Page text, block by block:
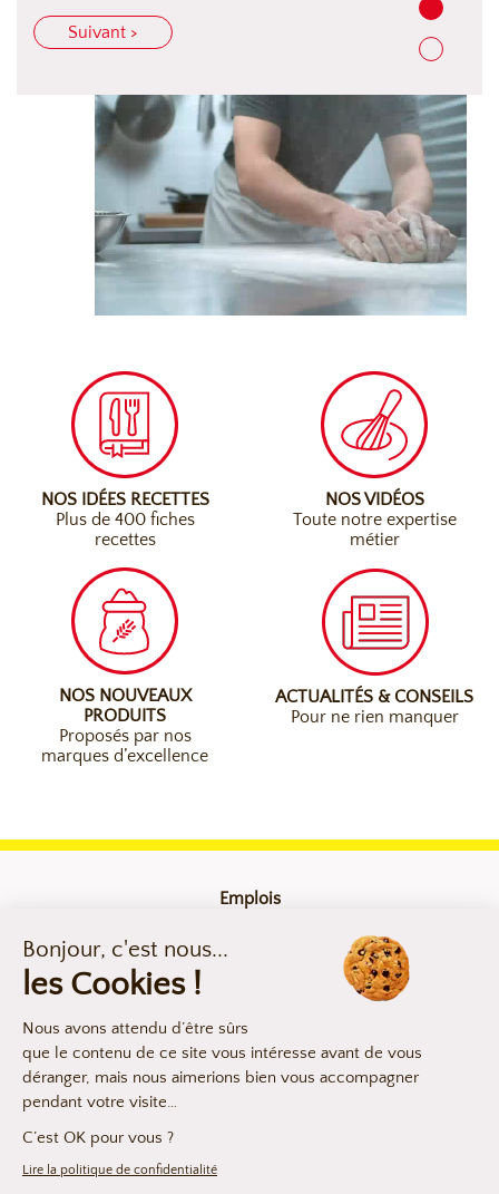
Suivant >
NOS IDÉES RECETTES
Plus de 400 fiches
recettes
NOS VIDÉOS
Toute notre expertise
métier
NOS NOUVEAUX
PRODUITS
Proposés par nos
marques d’excellence
ACTUALITÉS & CONSEILS
Pour ne rien manquer
Emplois
Mentions légales
Compliance
Déclaration d’accessibilité
Les argumentaires produits